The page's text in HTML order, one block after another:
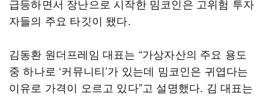
급등하면서 장난으로 시작한 밈코인은 고위험 투자
자들의 주요 타깃이 됐다.
김동환 원더프레임 대표는 “가상자산의 주요 용도
중 하나로 ‘커뮤니티’가 있는데 밈코인은 귀엽다는
이유로 가격이 오르고 있다”고 설명했다. 김 대표는